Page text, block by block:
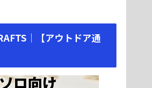
｜【アウトドア通